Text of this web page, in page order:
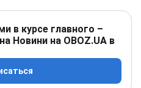
в курсе главного –
Новини на OBOZ.UA в